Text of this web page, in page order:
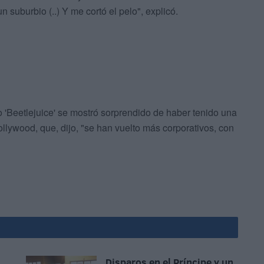
suburbio (..) Y me cortó el pelo", explicó.
se mostró sorprendido de haber tenido una
que, dijo, "se han vuelto más corporativos, con